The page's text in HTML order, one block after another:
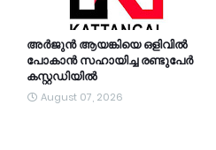
അര്‍ജുന്‍ ആയങ്കിയെ ഒളിവില്‍
പോകാന്‍ സഹായിച്ച രണ്ടുപേര്‍
കസ്റ്റഡിയിൽ
August 07, 2026